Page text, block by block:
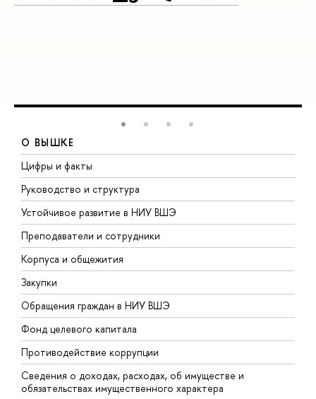
О ВЫШКЕ
Цифры и факты
Руководство и структура
Устойчивое развитие в НИУ ВШЭ
Преподаватели и сотрудники
Корпуса и общежития
Закупки
Обращения граждан в НИУ ВШЭ
Фонд целевого капитала
Противодействие коррупции
Сведения о доходах, расходах, об имуществе и
обязательствах имущественного характера